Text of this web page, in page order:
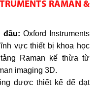
RAMAN &
đầu: Oxford Instruments
vực thiết bị khoa học
Raman kế thừa từ
imaging 3D.
được thiết kế để đạt